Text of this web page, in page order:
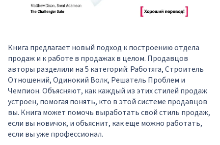
Книга предлагает новый подход к построению отдела
продаж и к работе в продажах в целом. Продавцов
авторы разделили на 5 категорий: Работяга, Строитель
Отношений, Одинокий Волк, Решатель Проблем и
Чемпион. Объясняют, как каждый из этих стилей продаж
устроен, помогая понять, кто в этой системе продавцов
вы. Книга может помочь выработать свой стиль продаж,
если вы новичок, и объяснит, как еще можно работать,
если вы уже профессионал.